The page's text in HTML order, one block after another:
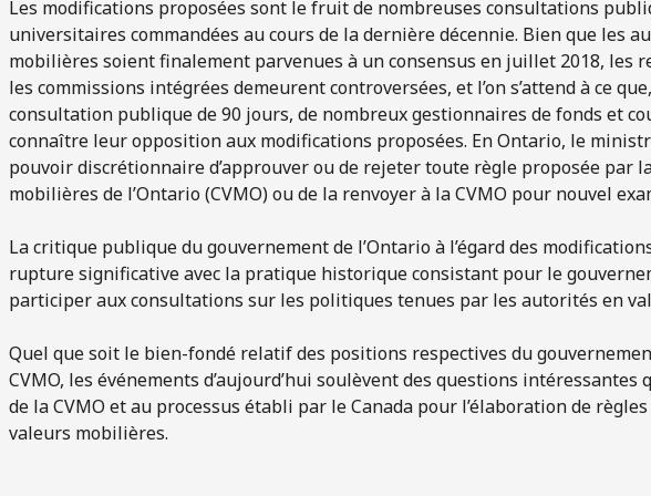
Les modifications proposées sont le fruit de nombreuses consultations
universitaires commandées au cours de la dernière décennie. Bien que les
mobilières soient finalement parvenues à un consensus en juillet 2018, les
les commissions intégrées demeurent controversées, et l’on s’attend à ce
consultation publique de 90 jours, de nombreux gestionnaires de fonds et
connaître leur opposition aux modifications proposées. En Ontario, le
pouvoir discrétionnaire d’approuver ou de rejeter toute règle proposée par
mobilières de l’Ontario (CVMO) ou de la renvoyer à la CVMO pour nouvel
La critique publique du gouvernement de l’Ontario à l’égard des
rupture significative avec la pratique historique consistant pour le
participer aux consultations sur les politiques tenues par les autorités en
Quel que soit le bien-fondé relatif des positions respectives du
CVMO, les événements d’aujourd’hui soulèvent des questions
de la CVMO et au processus établi par le Canada pour l’élaboration de
valeurs mobilières.